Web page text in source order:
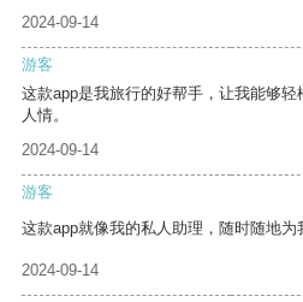
2024-09-14
游客
这款app是我旅行的好帮手，让我能够
人情。
2024-09-14
游客
这款app就像我的私人助理，随时随地为
2024-09-14